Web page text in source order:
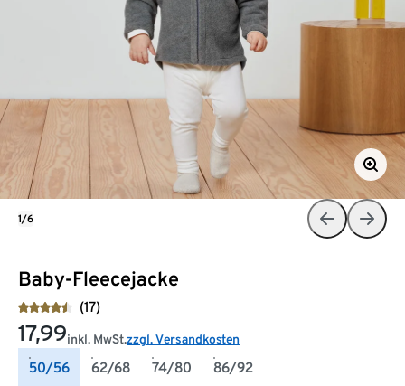
Baby-Fleecejacke
(17)
17,99inkl. MwSt.zzgl. Versandkosten
50/56 62/68 74/80 86/92
1/6